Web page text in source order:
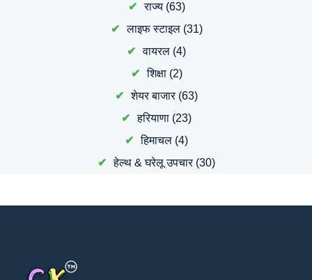
राज्य(63)
लाइफ स्टाइल(31)
वायरल (4)
शिक्षा(2)
शेयर बाजार(63)
हरियाणा (23)
हिमाचल (4)
हेल्थ & घरेलू उपचार(30)